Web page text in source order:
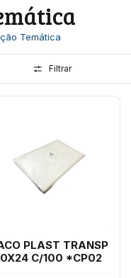
Temática
Filtrar
PLAST TRANSP
C/100 *CP02